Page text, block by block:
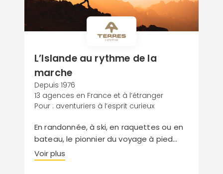
L’Islande au rythme de la
marche
Depuis 1976
13 agences en France et à l’étranger
Pour : aventuriers à l’esprit curieux
En randonnée, à ski, en raquettes ou en
bateau, le pionnier du voyage à pied
vous emmène sur une de ses
destinations de prédilection. Pour ce
Voir plus